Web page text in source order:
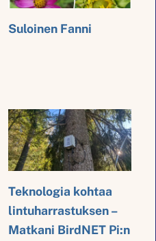
Suloinen Fanni
Teknologia kohtaa
lintuharrastuksen –
Matkani BirdNET Pi:n